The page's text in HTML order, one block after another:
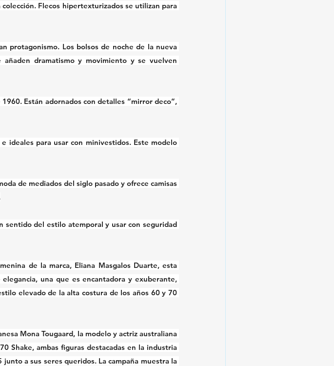
Flecos hipertexturizados se utilizan para
protagonismo. Los bolsos de noche de la nueva
dramatismo y movimiento y se vuelven
Están adornados con detalles “mirror deco”,
ideales para usar con minivestidos. Este modelo
de mediados del siglo pasado y ofrece camisas
sentido del estilo atemporal y usar con seguridad
de la marca, Eliana Masgalos Duarte, esta
una que es encantadora y exuberante,
elevado de la alta costura de los años 60 y 70
Mona Tougaard, la modelo y actriz australiana
Shake, ambas figuras destacadas en la industria
a sus seres queridos. La campaña muestra la